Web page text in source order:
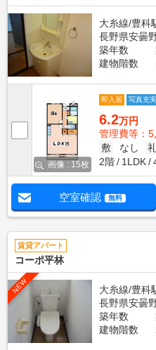
大糸線/豊科
長野県安曇
築年数
建物階数
画像 : 15枚
即入居 写真充実
6.2万円
管理費等：
敷
なし
2階
1LDK
空室確認 無料
賃貸アパート
コーポ平林
NEW
大糸線/豊科
長野県安曇
築年数
建物階数